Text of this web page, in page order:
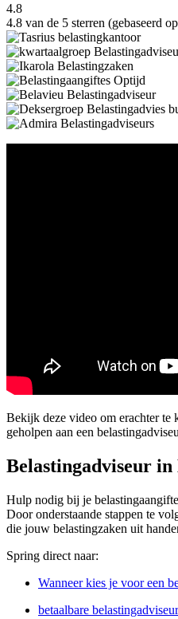
4.8
4.8 van de 5 sterren (gebaseerd op
Bekijk deze video om erachter te
geholpen aan een
Belastingadviseur in
Hulp nodig bij je
Door onderstaande stappen te
die jouw belastingzaken uit
Spring direct naar:
Wanneer kies je voor een
betaalbare